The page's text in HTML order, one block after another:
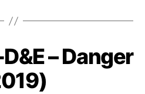
– Danger